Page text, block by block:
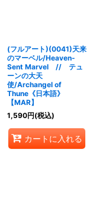
(フルアート)(0041)天来
のマーベル/Heaven-
Sent Marvel // テュ
ーンの大天
使/Archangel of
Thune《日本語》
【MAR】
1,590円(税込)
カートに入れる